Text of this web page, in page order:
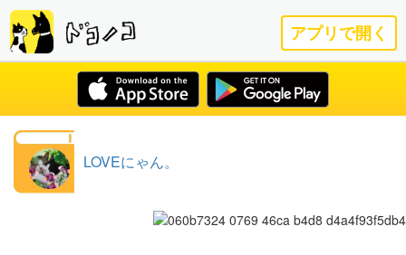
アプリで開く
LOVEにゃん。